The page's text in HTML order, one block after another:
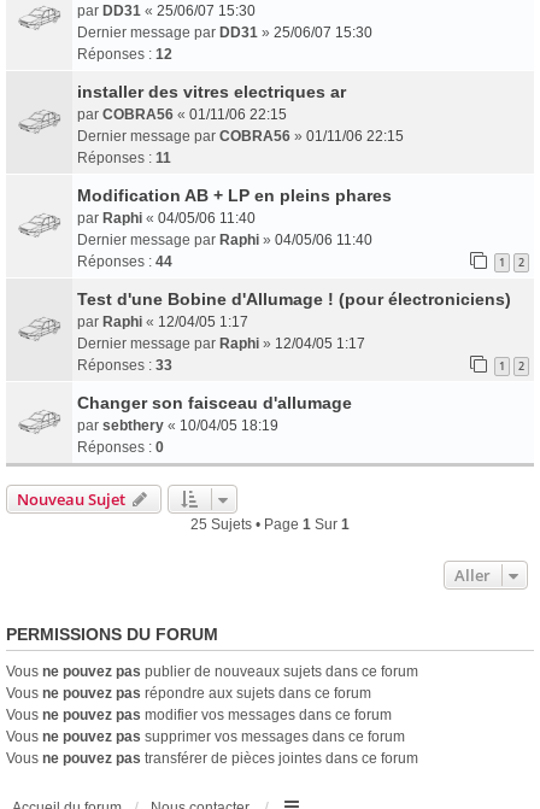
par DD31 « 25/06/07 15:30
Dernier message par DD31 » 25/06/07 15:30
Réponses : 12
installer des vitres electriques ar
par COBRA56 « 01/11/06 22:15
Dernier message par COBRA56 » 01/11/06 22:15
Réponses : 11
Modification AB + LP en pleins phares
par Raphi « 04/05/06 11:40
Dernier message par Raphi » 04/05/06 11:40
Réponses : 44 1 2
Test d'une Bobine d'Allumage ! (pour électroniciens)
par Raphi « 12/04/05 1:17
Dernier message par Raphi » 12/04/05 1:17
Réponses : 33 1 2
Changer son faisceau d'allumage
par sebthery « 10/04/05 18:19
Réponses : 0
Nouveau Sujet
25 Sujets • Page 1 Sur 1
Aller
PERMISSIONS DU FORUM
Vous ne pouvez pas publier de nouveaux sujets dans ce forum
Vous ne pouvez pas répondre aux sujets dans ce forum
Vous ne pouvez pas modifier vos messages dans ce forum
Vous ne pouvez pas supprimer vos messages dans ce forum
Vous ne pouvez pas transférer de pièces jointes dans ce forum